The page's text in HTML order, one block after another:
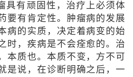
具有顽固性，治疗上必须体
要有肯定性。肿瘤病的发展
病的实质，决定着病变的始
时，疾病是不会痊愈的。治
本质也。本质不变，方不可
是说，在诊断明确之后，一